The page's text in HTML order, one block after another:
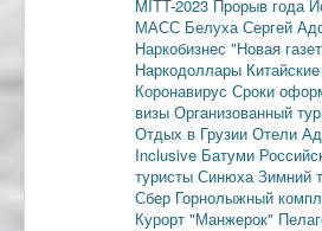
MITT-2023 Прорыв года
МАСС Белуха Сергей
Наркобизнес "Новая
Наркодоллары
Коронавирус Сроки
визы Организованный
Отдых в Грузии Отели
Inclusive Батуми
туристы Синюха Зимний
Сбер Горнолыжный
Курорт "Манжерок"